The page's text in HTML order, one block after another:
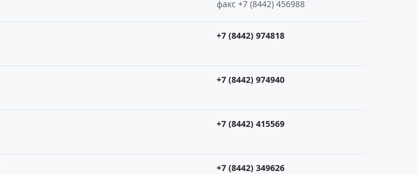
факс +7 (8442) 456988
+7 (8442) 974818
+7 (8442) 974940
+7 (8442) 415569
+7 (8442) 349626